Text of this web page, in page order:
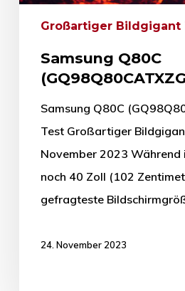
Großartiger Bildgigant
Samsung Q80C
Samsung Q80C
Test Großartiger
November 2023 Während
noch 40 Zoll (102
gefragteste
24. November 2023